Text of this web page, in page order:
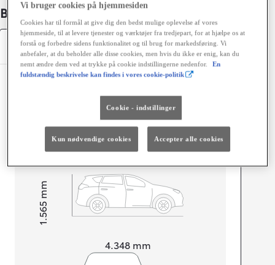
Bildetaljer
Specifikationer
4.348 mm
Højt1.565
mm
Vi bruger cookies på hjemmesiden
Cookies har til formål at give dig den bedst mulige oplevelse af vores
hjemmeside, til at levere tjenester og værktøjer fra tredjepart, for at hjælpe os at
forstå og forbedre sidens funktionalitet og til brug for markedsføring. Vi
anbefaler, at du beholder alle disse cookies, men hvis du ikke er enig, kan du
nemt ændre dem ved at trykke på cookie indstillingerne nedenfor.
En
fuldstændig beskrivelse kan findes i vores cookie-politik
Cookie - indstillinger
Kun nødvendige cookies Accepter alle cookies